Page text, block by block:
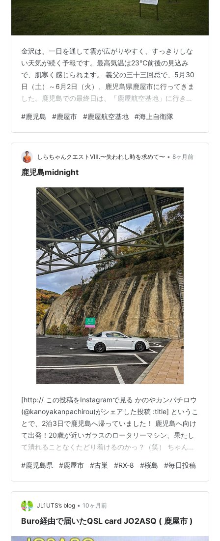
金沢は、一日を通して雲が広がりやすく、すっきりしな
い天気が続く予報です。最高気温は23℃前後の見込み
で、肌寒く感じられます。 義父の三十三回忌で、5月30
日（土）～6月2日（火）、鹿児島県鹿屋市に行ってきま
した。鹿児島での最終日は、「鹿屋航空基地」に行きま
が、なんとか色々撮れました（笑） 「KM-2」は、かつて
海上自衛隊で使われていた初等操縦訓練機です。パイロ
ット候補生が最初に操縦を学ぶ「生みの親」とも言える
名機で、多くの操縦士がこの機体で大空への第一歩を踏
み出しました。万が一の不時着時にも上空から見つけや
#鹿児島 #鹿屋市 #鹿屋航空基地 #海上自衛隊
しらちゃんクエストⅧ.〜失われし時を求めて〜 • 8ヶ月前
鹿児島midnight
[http:// この投稿をInstagramで見る かのやカンパチロウ
(@kanoyakanpachirou)がシェアした投稿 :title] というこ
とで、2泊3日で鹿児島へ帰っていました！ 鹿児島へ向け
て出発！20歳が近いガラスのロータリーマシン、果たし
て潰れることなくたどり着けるのかっ？（笑） ちゃんと
すぐ腹ペコになる。（笑） 超絶お世話になった代表か
ら、「白川が来ることはみんなに秘密だからこっそり来
い！」 とのことで、パーティーまではブログにも書きま
せんでした（笑） にしても、「来月シエルブルー鹿屋10
周年記念パーティーを…
#鹿児島県 #鹿屋市 #古巣 #RX-8 #桜島 #毎日投稿
JL1UTS’s blog • 10ヶ月前
Buro経由で届いたQSL card JO2ASQ ( 鹿屋市 )